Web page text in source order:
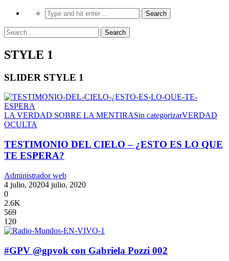
STYLE 1
SLIDER STYLE 1
LA VERDAD SOBRE LA MENTIRASin categorizarVERDAD
OCULTA
TESTIMONIO DEL CIELO – ¿ESTO ES LO QUE
TE ESPERA?
Administrador web
4 julio, 20204 julio, 2020
0
2.6K
569
120
#GPV @gpvok con Gabriela Pozzi 002